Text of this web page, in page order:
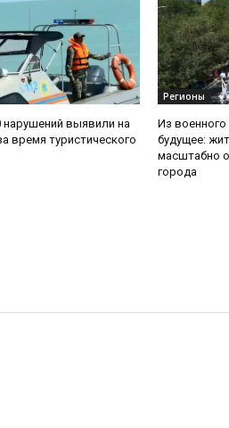
нарушений выявили на
время туристического
Регионы
Из
будущее:
масштабно
города